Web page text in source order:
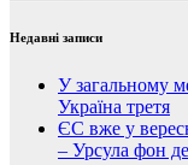
Недавні записи
У загальному
Україна третя
ЄС вже у
– Урсула фон